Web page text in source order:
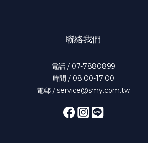
聯絡我們
電話 / 07-7880899
時間 / 08:00-17:00
電郵 / service@smy.com.tw